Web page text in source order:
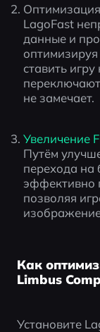
LagoFast
данные и
ставить
не замечает.
Увеличение
Путём
перехода на
эффективно
позволяя
Как
Limbus
Установите